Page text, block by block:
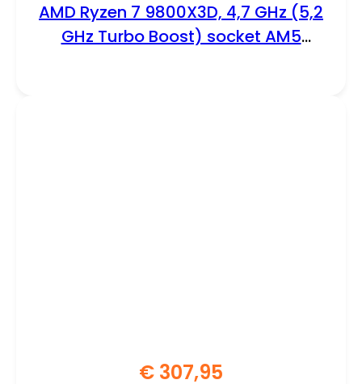
AMD Ryzen 7 9800X3D, 4,7 GHz (5,2
GHz Turbo Boost) socket AM5
€ 307,95